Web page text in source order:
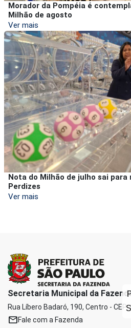
Morador da Pompéia é
Milhão de agosto
Ver mais
Nota do Milhão de julho sai para
Perdizes
Ver mais
Secretaria Municipal da
Rua Líbero Badaró, 190, Centro -
mailFale com a Fazenda